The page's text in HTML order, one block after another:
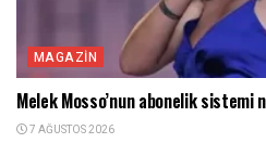
MAGAZIN
Melek Mosso’nun abonelik sistemi
7 AĞUSTOS 2026